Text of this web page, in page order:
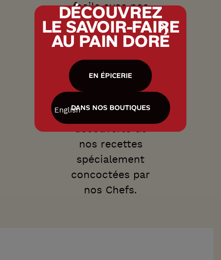
facile avec nos
recettes simples
et délicieuses!
cuisiner devait
être compliqué?
nous! Partez à la
découverte de
nos recettes
spécialement
concoctées par
nos Chefs.
DÉCOUVREZ
LE SAVOIR-FAIRE
AU PAIN DORÉ
EN ÉPICERIE
DANS NOS BOUTIQUES
English